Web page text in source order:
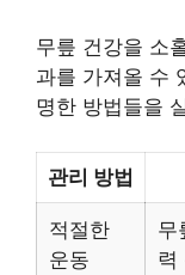
무릎 건강을 소
과를 가져올 수
명한 방법들을
관리 방법
적절한
운동
무
력